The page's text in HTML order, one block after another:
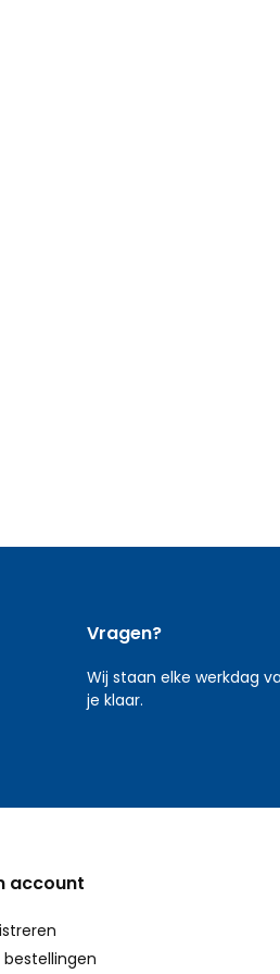
Vragen?
Wij staan elke werkdag
je klaar.
account
bestellingen